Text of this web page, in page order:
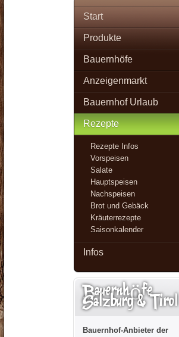
Start
Produkte
Bauernhöfe
Anzeigenmarkt
Bauernhof Urlaub
Rezepte
Rezepte Infos
Vorspeisen
Salate
Hauptspeisen
Nachspeisen
Brot und Gebäck
Kräuterrezepte
Saisonkalender
Infos
Bauernhöfe
Salzburg & Tirol
Bauernhof-Anbieter der